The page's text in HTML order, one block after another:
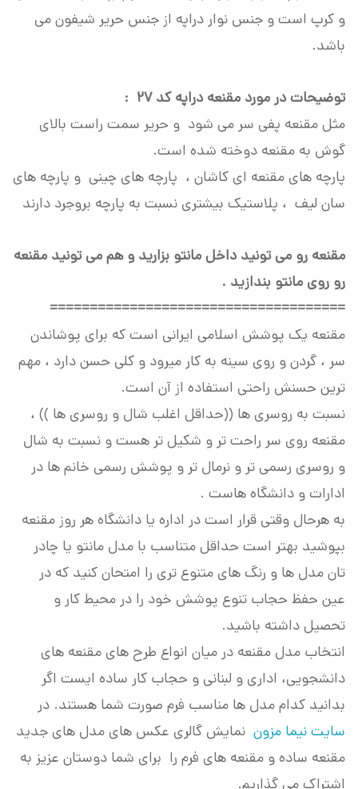
و کرپ است و جنس نوار دراپه از جنس حریر شیفون می
باشد.
توضیحات در مورد مقنعه دراپه کد 27 :
مثل مقنعه پفی سر می شود و حریر سمت راست بالای
گوش به مقنعه دوخته شده است.
پارچه های مقنعه ای کاشان ، پارچه های چینی و پارچه های
سان لیف ، پلاستیک بیشتری نسبت به پارچه بروجرد دارند
مقنعه رو می تونید داخل مانتو بزارید و هم می تونید مقنعه
رو روی مانتو بندازید .
=====================================
مقنعه یک پوشش اسلامی ایرانی است که برای پوشاندن
سر ، گردن و روی سینه به کار میرود و کلی حسن دارد ، مهم
ترین حسنش راحتی استفاده از آن است.
نسبت به روسری ها ((حداقل اغلب شال و روسری ها )) ،
مقنعه روی سر راحت تر و شکیل تر هست و نسبت به شال
و روسری رسمی تر و نرمال تر و پوشش رسمی خانم ها در
ادارات و دانشگاه هاست .
به هرحال وقتی قرار است در اداره یا دانشگاه هر روز مقنعه
بپوشید بهتر است حداقل متناسب با مدل مانتو یا چادر
تان مدل ها و رنگ های متنوع تری را امتحان کنید که در
عین حفظ حجاب تنوع پوشش خود را در محیط کار و
تحصیل داشته باشید.
انتخاب مدل مقنعه در میان انواع طرح های مقنعه های
دانشجویی، اداری و لبنانی و حجاب کار ساده ایست اگر
بدانید کدام مدل ها مناسب فرم صورت شما هستند. در
سایت نیما مزون نمایش گالری عکس های مدل های جدید
مقنعه ساده و مقنعه های فرم را برای شما دوستان عزیز به
اشتراک می گذاریم.